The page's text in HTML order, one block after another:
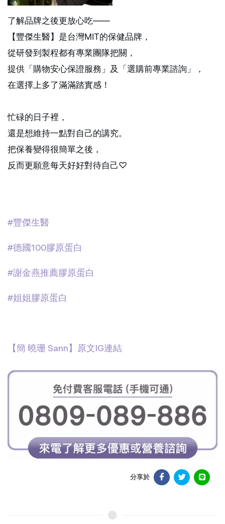
了解品牌之後更放心吃——
【豐傑生醫】是台灣MIT的保健品牌，
從研發到製程都有專業團隊把關，
提供「購物安心保證服務」及「選購前專業諮詢」，
在選擇上多了滿滿踏實感！
忙碌的日子裡，
還是想維持一點對自己的講究。
把保養變得很簡單之後，
反而更願意每天好好對待自己♡
#豐傑生醫
#德國100膠原蛋白
#謝金燕推薦膠原蛋白
#姐姐膠原蛋白
【簡 曉珊 Sann】原文IG連結
分享於